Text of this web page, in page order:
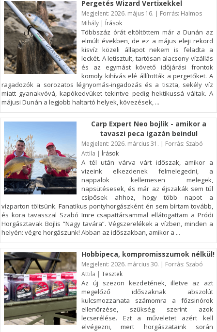
Pergetés Wizard Vertixekkel
Megjelent: 2026. május 16. | Forrás: Halmos
Mihály | Írások
Többszáz órát eltöltöttem már a Dunán az
elmúlt években, de ez a május eleji rekord
kisvíz közeli állapot nekem is feladta a
leckét. A letisztult, tartósan alacsony vízállás
és az egymást követő időjárási frontok
komoly kihívás elé állították a pergetőket. A
ragadozók a sorozatos légnyomás-ingadozás és a tiszta, sekély víz
miatt gyanakvóvá, kapókedvüket tekintve pedig hektikussá váltak. A
májusi Dunán a legjobb haltartó helyek, kövezések, ...
Carp Expert Neo bojlik - amikor a
tavaszi peca igazán beindul
Megjelent: 2026. március 31. | Forrás: Szabó
Attila | Írások
A tél után várva várt időszak, amikor a
vizeink elkezdenek felmelegedni, a
nappalok kellemesen melegek,
napsütésesek, és már az éjszakák sem túl
csípősek ahhoz, hogy több napot a
vízparton töltsünk. Fanatikus pontyhorgászként én sem bírtam tovább,
és kora tavasszal Szabó Imre csapattársammal ellátogattam a Pródi
Horgásztavak Bojlis “Nagy tavára”. Végszerelékek a vízben, minden a
helyén: végre horgászunk! Abban az időszakban, amikor a ...
Hobbipeca, kompromisszumok nélkül!
Megjelent: 2026. március 30. | Forrás: Szabó
Attila | Tesztek
Az új szezon kezdetének, illetve az azt
megelőző időszaknak abszolút
kulcsmozzanata számomra a főzsinórok
ellenőrzése, szükség szerint azok
lecserélése. Ezt a műveletet azért kell
elvégezni, mert horgászataink során